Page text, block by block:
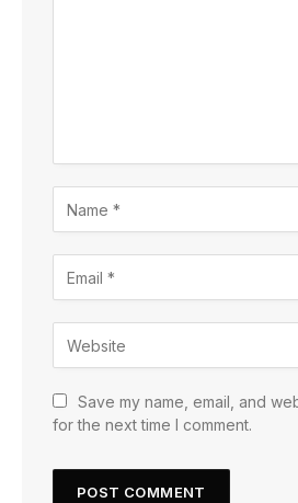
Save my name, email, and
for the next time I comment.